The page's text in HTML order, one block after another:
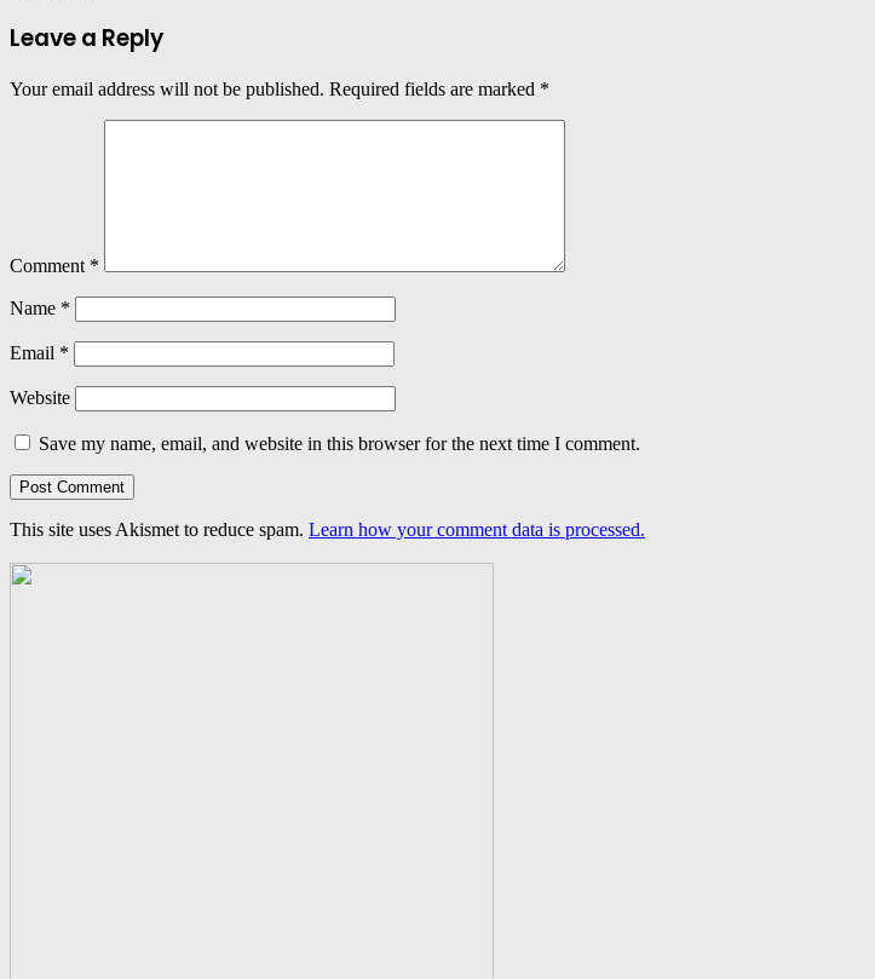
Leave a Reply
Your email address will not be published. Required fields are marked *
Comment *
Name *
Email *
Website
Save my name, email, and website in this browser for the next time I comment.
This site uses Akismet to reduce spam. Learn how your comment data is processed.